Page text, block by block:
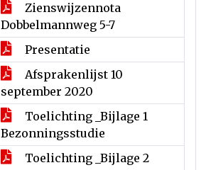
Zienswijzennota
Dobbelmannweg 5-7
Presentatie
Afsprakenlijst 10
september 2020
Toelichting _Bijlage 1
Bezonningsstudie
Toelichting _Bijlage 2